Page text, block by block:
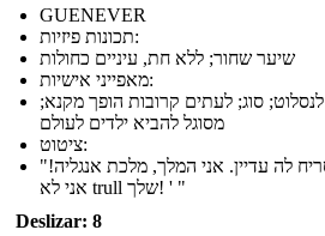
GUENEVER
תכונות פיזיות:
שיער שחור; ללא חת, עיניים כחולות
מאפייני אישיות:
סוג; לעתים קרובות הופך מקנא;
מסוגל להביא ילדים לעולם
ציטוט:
"איך אתה מעז לקרוא לי ג'ני? אתה מסריח לה עדיין. אני המלך, מלכת אנגליה!
אני לא trull שלך! ' "
Deslizar: 8